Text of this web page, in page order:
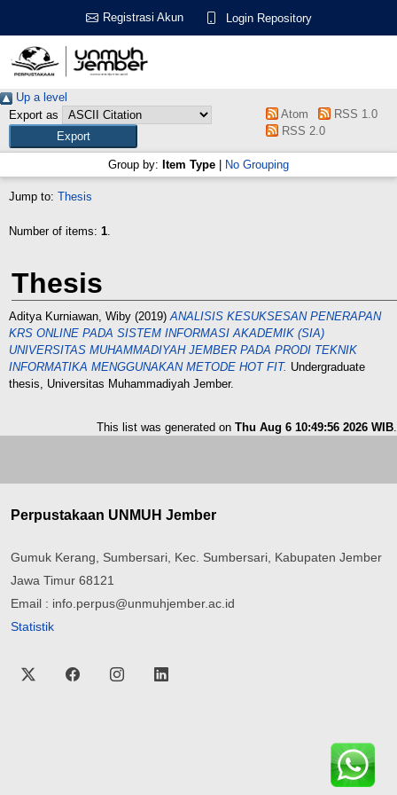
Registrasi Akun Login Repository
Up a level
Export as
Atom
RSS 1.0
RSS 2.0
Group by: Item Type No Grouping
Jump to: Thesis
Number of items: 1.
Thesis
Aditya Kurniawan, Wiby (2019)ANALISIS KESUKSESAN PENERAPAN
KRS ONLINE PADA SISTEM INFORMASI AKADEMIK (SIA)
UNIVERSITAS MUHAMMADIYAH JEMBER PADA PRODI TEKNIK
INFORMATIKA MENGGUNAKAN METODE HOT FIT. Undergraduate
thesis, Universitas Muhammadiyah Jember.
This list was generated on Thu Aug 6 10:49:56 2026 WIB.
Perpustakaan UNMUH Jember
Gumuk Kerang, Sumbersari, Kec. Sumbersari, Kabupaten Jember
Jawa Timur 68121
Email : info.perpus@unmuhjember.ac.id
Statistik